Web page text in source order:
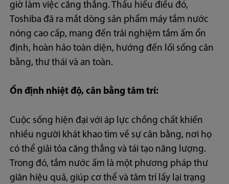
giờ làm việc căng thẳng. Thấu hiểu điều đó,
Toshiba đã ra mắt dòng sản phẩm máy tắm nước
nóng cao cấp, mang đến trải nghiệm tắm ấm ổn
định, hoàn hảo toàn diện, hướng đến lối sống cân
bằng, thư thái và an toàn.
Ổn định nhiệt độ, cân bằng tâm trí:
Cuộc sống hiện đại với áp lực chồng chất khiến
nhiều người khát khao tìm về sự cân bằng, nơi họ
có thể giải tỏa căng thẳng và tái tạo năng lượng.
Trong đó, tắm nước ấm là một phương pháp thư
giãn hiệu quả, giúp cơ thể và tâm trí lấy lại trạng